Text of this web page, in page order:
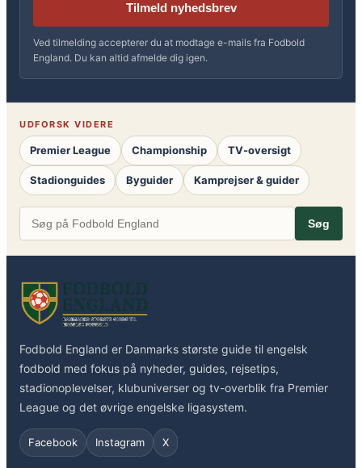
Tilmeld nyhedsbrev
Ved tilmelding accepterer du at modtage e-mails fra Fodbold
England. Du kan altid afmelde dig igen.
UDFORSK VIDERE
Premier League Championship TV-oversigt
Stadionguides Byguider Kamprejser & guider
Søg
Fodbold England er Danmarks største guide til engelsk
fodbold med fokus på nyheder, guides, rejsetips,
stadionoplevelser, klubuniverser og tv-overblik fra Premier
League og det øvrige engelske ligasystem.
Facebook Instagram X